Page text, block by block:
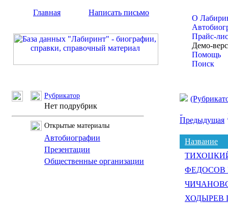
Главная Написать письмо
О
Прайс-
Демо-
Помощь
Поиск
Рубрикатор
Нет подрубрик
Открытые материалы
Автобиографии
Презентации
Общественные организации
Предыдущая
Название
ТИХОЦКИЙ
ФЕДОСОВ
ХОДЫРЕВ